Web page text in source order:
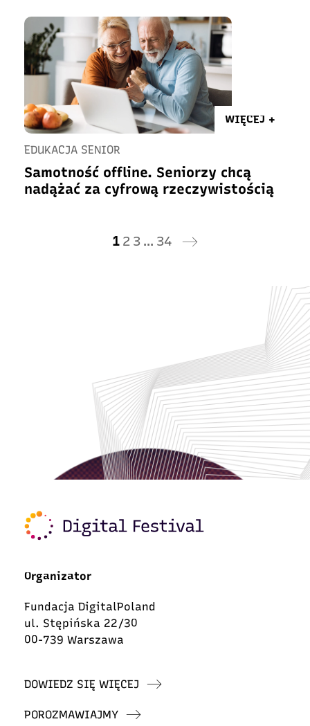
WIĘCEJ +
EDUKACJA SENIOR
Samotność offline. Seniorzy chcą
nadążać za cyfrową rzeczywistością
1 2 3 … 34
Organizator
Fundacja DigitalPoland
ul. Stępińska 22/30
00-739 Warszawa
DOWIEDZ SIĘ WIĘCEJ
POROZMAWIAJMY